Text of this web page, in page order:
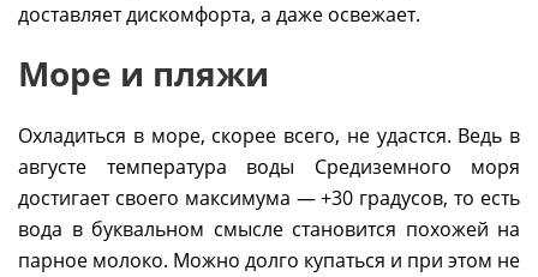
доставляет дискомфорта, а даже освежает.
Море и пляжи
Охладиться в море, скорее всего, не удастся. Ведь в
августе температура воды Средиземного моря
достигает своего максимума — +30 градусов, то есть
вода в буквальном смысле становится похожей на
парное молоко. Можно долго купаться и при этом не